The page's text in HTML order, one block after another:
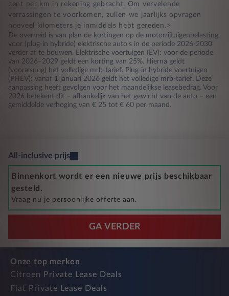
cent per km in rekening gebracht. Om vervelende
verrassingen te voorkomen, zullen we jaarlijks opvragen
hoeveel kilometers je inmiddels hebt gereden.>
De overheid is van plan de kortingen op de motorrijtuigenbelasting
voor (plug-in hybride) elektrische auto’s in de periode 2026-2030
verder af te bouwen. Elektrische voertuigen (EV): voor de periode
van 2026–2029 geldt een korting van 25%. Hierna geldt
(vooralsnog) het volledige mrb-tarief. Plug-in hybride voertuigen
(PHEV): vanaf 1 januari 2026 geldt het volledige mrb-tarief. Deze
aanpassing heeft gevolgen voor het maandelijkse leasebedrag. Voor
2026 betekent dit – afhankelijk van het gewicht van de auto – een
gemiddelde verhoging van € 25 tot € 60 per maand.
All-inclusive prijs
Binnenkort wordt er een nieuwe prijs beschikbaar
gesteld.
Vraag nu je persoonlijke offerte aan.
GA VERDER
Onze top merken
Citroen Private Lease Deals
Fiat Private Lease Deals